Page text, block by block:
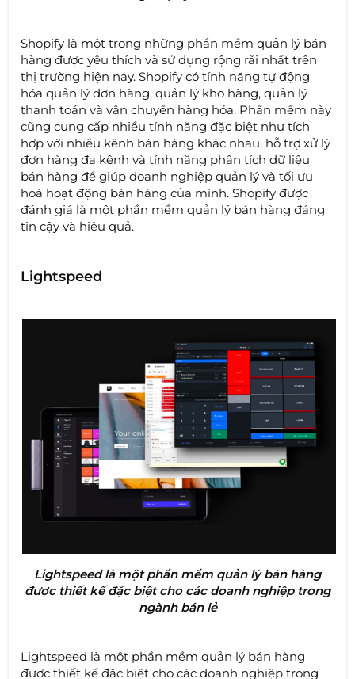
Shopify là một trong những phần mềm quản lý bán
hàng được yêu thích và sử dụng rộng rãi nhất trên
thị trường hiện nay. Shopify có tính năng tự động
hóa quản lý đơn hàng, quản lý kho hàng, quản lý
thanh toán và vận chuyển hàng hóa. Phần mềm này
cũng cung cấp nhiều tính năng đặc biệt như tích
hợp với nhiều kênh bán hàng khác nhau, hỗ trợ xử lý
đơn hàng đa kênh và tính năng phân tích dữ liệu
bán hàng để giúp doanh nghiệp quản lý và tối ưu
hoá hoạt động bán hàng của mình. Shopify được
đánh giá là một phần mềm quản lý bán hàng đáng
tin cậy và hiệu quả.
Lightspeed
Lightspeed là một phần mềm quản lý bán hàng
được thiết kế đặc biệt cho các doanh nghiệp trong
ngành bán lẻ
Lightspeed là một phần mềm quản lý bán hàng
được thiết kế đặc biệt cho các doanh nghiệp trong